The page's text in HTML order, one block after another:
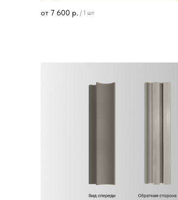
от 7 600 р. / 1 шт